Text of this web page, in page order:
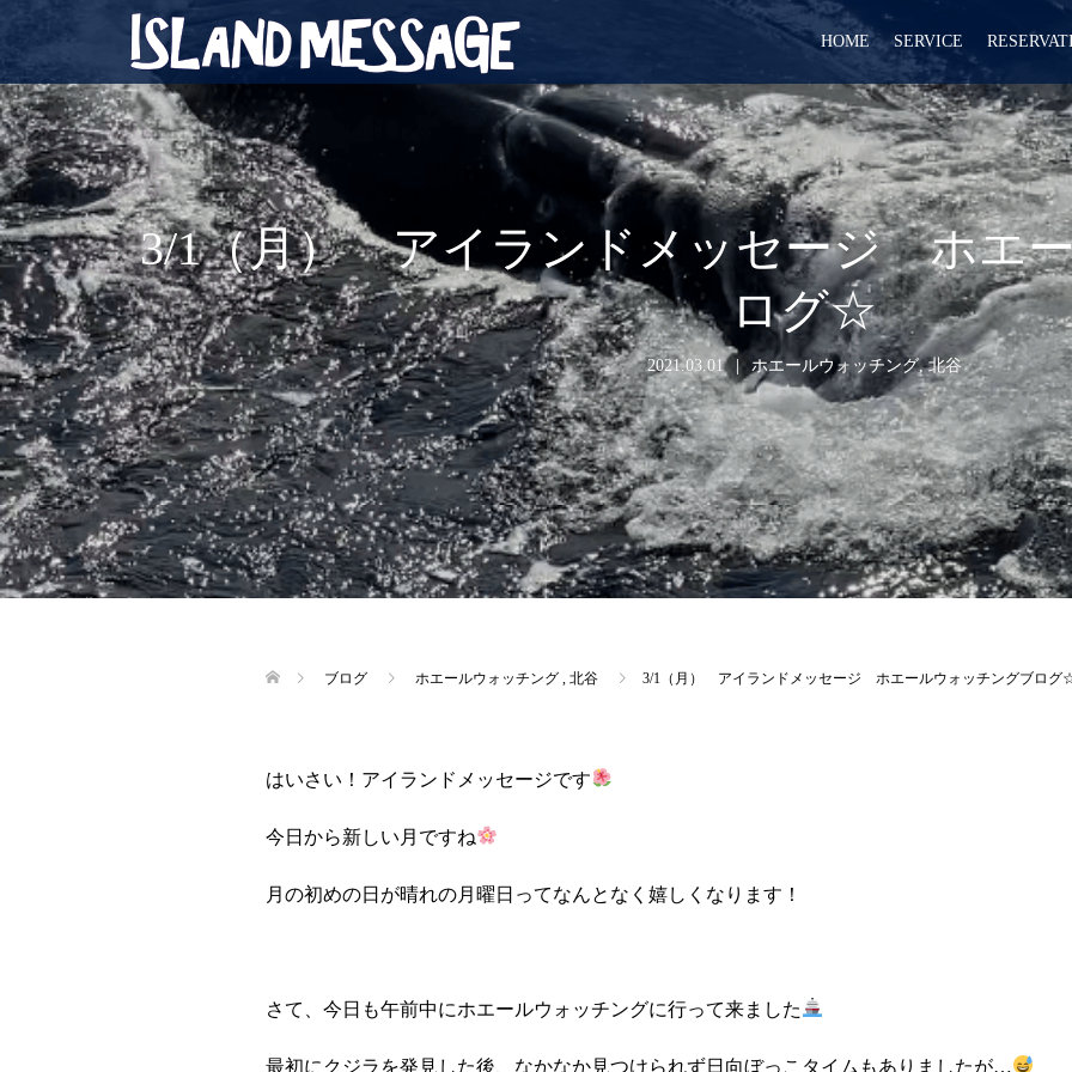
HOME SERVICE
3/1（月） アイランドメッセージ ホエ
ログ☆
2021.03.01 ホエールウォッチング,北谷
ブログ ホエールウォッチング 北谷 3/1（月） アイランドメッセージ ホエールウォッチングブログ
はいさい！アイランドメッセージです
今日から新しい月ですね
月の初めの日が晴れの月曜日ってなんとなく嬉しくなります！
さて、今日も午前中にホエールウォッチングに行って来ました
最初にクジラを発見した後、なかなか見つけられず日向ぼっこタイムもありましたが…